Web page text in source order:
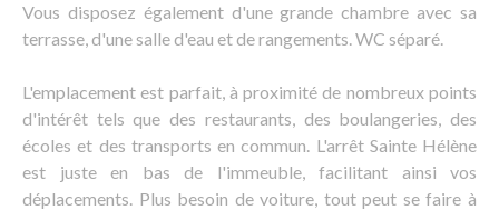
Vous disposez également d'une grande chambre avec sa
terrasse, d'une salle d'eau et de rangements. WC séparé.
L'emplacement est parfait, à proximité de nombreux points
d'intérêt tels que des restaurants, des boulangeries, des
écoles et des transports en commun. L'arrêt Sainte Hélène
est juste en bas de l'immeuble, facilitant ainsi vos
déplacements. Plus besoin de voiture, tout peut se faire à